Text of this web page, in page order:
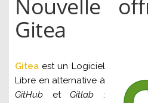
Nouvelle
Gitea
Gitea est un Logiciel
Libre en alternative à
GitHub et Gitlab :